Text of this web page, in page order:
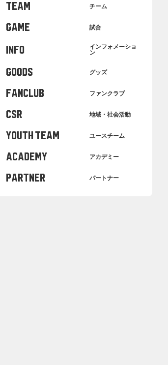
TEAM チーム
GAME 試合
INFO
インフォメーショ
ン
GOODS グッズ
FANCLUB ファンクラブ
CSR 地域・社会活動
YOUTH TEAM ユースチーム
ACADEMY アカデミー
PARTNER パートナー